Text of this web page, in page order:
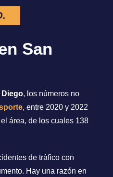
San
Diego, los números no
, entre 2020 y 2022
área, de los cuales 138
de tráfico con
Hay una razón en